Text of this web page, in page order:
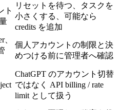
ト
リセットを待つ、タスクを
小さくする、可能なら
credits を追加
、
個人アカウントの制限と決
めつける前に管理者へ確認
ChatGPT のアカウント切替
ではなく API billing / rate
limit として扱う